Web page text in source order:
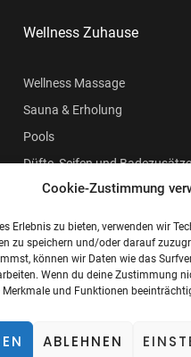
Cookie-Zustimmung
Erlebnis zu bieten, verwenden wir
zu speichern und/oder darauf
können wir Daten wie das
Wenn du deine Zustimmung
und Funktionen
ABLEHNEN
Wellness Zuhause
Wellness Massage
Sauna & Erholung
Pools
Düfte, Seifen und Badezusätze
Beauty